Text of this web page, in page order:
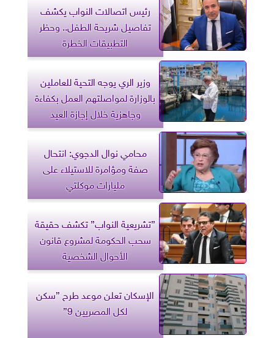
رئيس اتصالات النواب يكشف
تفاصيل شريحة الطفل.. وحظر
التطبيقات الخطرة
وزير الري يوجه التحية للعاملين
بالوزارة لمواصلتهم العمل بكفاءة
وجاهزية خلال إجازة العيد
محامي نوال الدجوي: انتحال
صفة ومؤامرة للاستيلاء على
مليارات موكلتي
”تشريعية النواب” تكشف حقيقة
سحب الحكومة لمشروع قانون
الأحوال الشخصية
الإسكان تعلن موعد طرح ”سكن
لكل المصريين 9”